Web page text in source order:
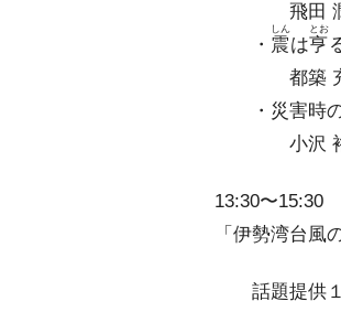
飛田 潤（
・ 震
しん
は亨
とお
都築 充雄
・災害時の
小沢 裕治（
13:30〜
「伊勢湾台風
話題提供１